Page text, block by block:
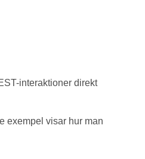
interaktioner direkt
exempel visar hur man